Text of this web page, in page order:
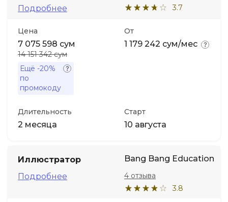
Подробнее
3.7
Цена
7 075 598 сум
14 151 342 сум
Ещё -20%
по
промокоду
От
1 179 242 сум/мес
Длительность
2 месяца
Старт
10 августа
Иллюстратор
Подробнее
Bang Bang Education
3.8
4 отзыва
Иностранные языки
Soft Skills
ДПО
Акции и промокоды